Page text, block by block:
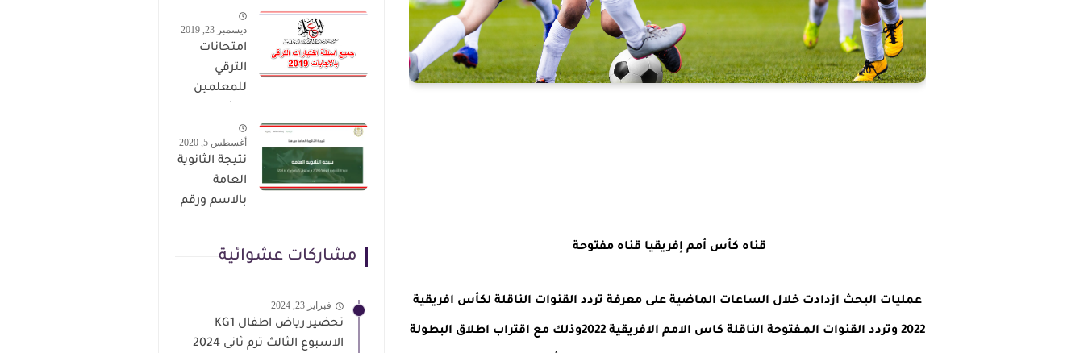
قناه كأس أمم إفريقيا قناه مفتوحة
عمليات البحث ازدادت خلال الساعات الماضية على معرفة تردد القنوات الناقلة لكأس افريقية
2022 وتردد القنوات المـفتوحة الناقلة كاس الامم الافريقية 2022وذلك مع اقتراب اطلاق البطولة
عن اسماء
المعلمين
لتدريبات
ديسمبر 23, 2019
امتحانات
الترقي
للمعلمين
حمل من هنا
أغسطس 5, 2020
نتيجة الثانوية
العامة
بالاسم ورقم
مشاركات عشوائية
فبراير 23, 2024
تحضير رياض اطفال KG1
الاسبوع الثالث ترم ثانى 2024